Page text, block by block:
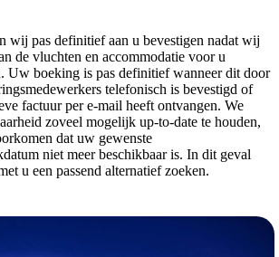
wij pas definitief aan u bevestigen nadat wij
de vluchten en accommodatie voor u
Uw boeking is pas definitief wanneer dit door
telefonisch is bevestigd of
factuur per e-mail heeft ontvangen. We
zoveel mogelijk up-to-date te houden,
dat uw gewenste
niet meer beschikbaar is. In dit geval
u een passend alternatief zoeken.